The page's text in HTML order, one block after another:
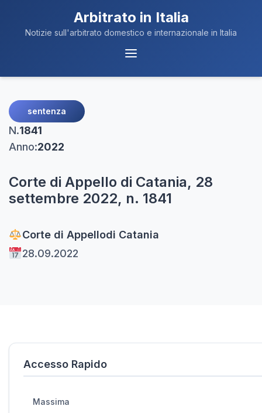
Arbitrato in Italia
Notizie sull'arbitrato domestico e internazionale in Italia
Menu
sentenza
N.1841
Anno:2022
Corte di Appello di Catania, 28
settembre 2022, n. 1841
Corte di Appellodi Catania
28.09.2022
Accesso Rapido
Massima